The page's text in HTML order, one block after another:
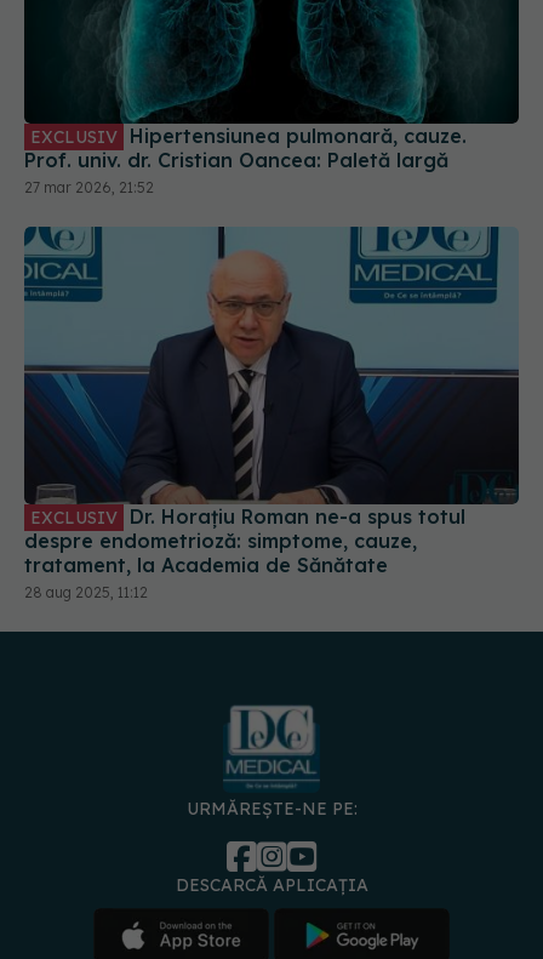
EXCLUSIV
Prof. univ. dr. Cristian Oancea: Paletă largă
27 mar 2026, 21:52
EXCLUSIV
despre endometrioză: simptome, cauze,
tratament, la Academia de Sănătate
28 aug 2025, 11:12
URMĂREȘTE-NE PE:
DESCARCĂ APLICAȚIA